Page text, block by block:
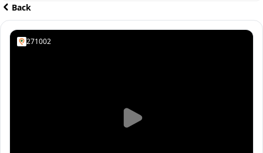
Back
271002